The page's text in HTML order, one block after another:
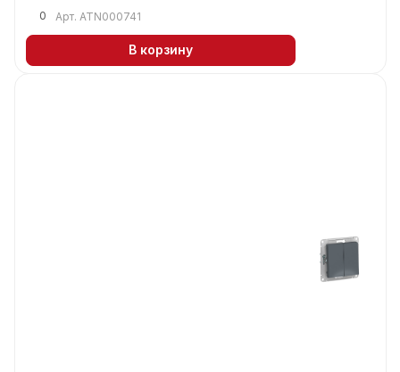
0 Арт. ATN000741
В корзину